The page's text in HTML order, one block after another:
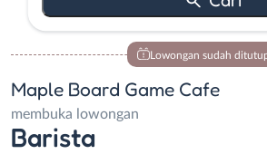
Lowongan sudah
Maple Board Game Cafe
membuka lowongan
Barista